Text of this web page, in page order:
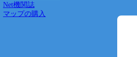
Net機関誌
マップの購入